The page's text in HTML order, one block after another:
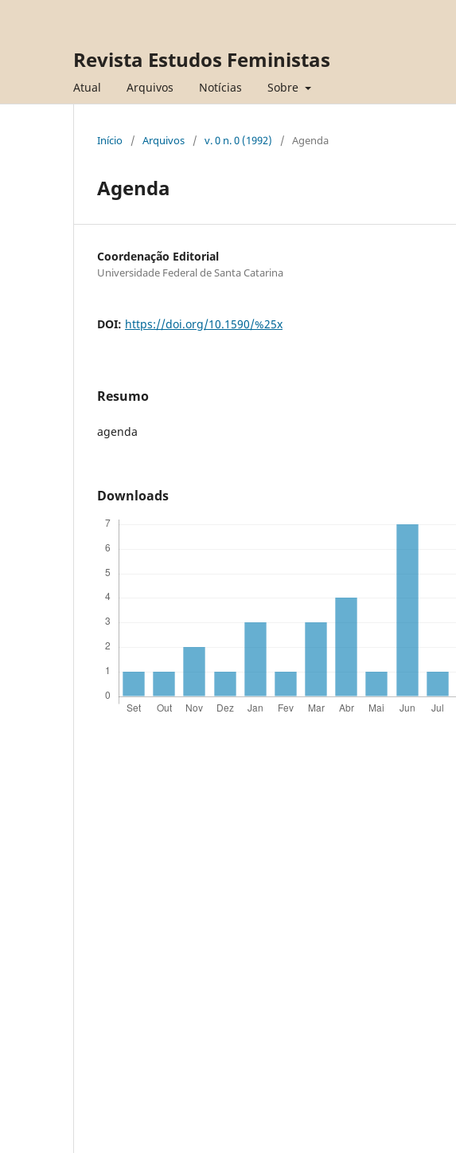
Revista Estudos Feministas
Atual Arquivos Notícias Sobre
Início / Arquivos / v. 0 n. 0 (1992) / Agenda
Agenda
Coordenação Editorial
Universidade Federal de Santa Catarina
DOI: https://doi.org/10.1590/%25x
Resumo
agenda
Downloads